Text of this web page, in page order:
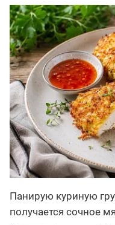
Панирую куриную
получается сочное